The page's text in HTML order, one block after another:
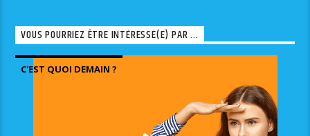
VOUS POURRIEZ ÊTRE INTÉRESSÉ(E) PAR ...
C'EST QUOI DEMAIN ?